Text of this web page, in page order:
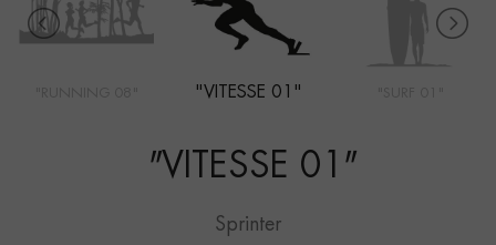
"VITESSE 01"
"VITESSE 01 "
Sprinter